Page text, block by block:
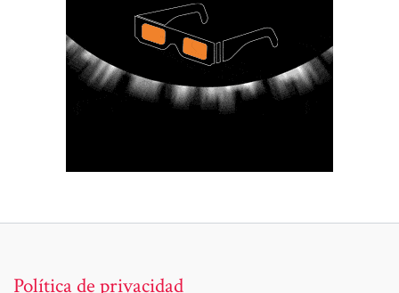
Política de privacidad